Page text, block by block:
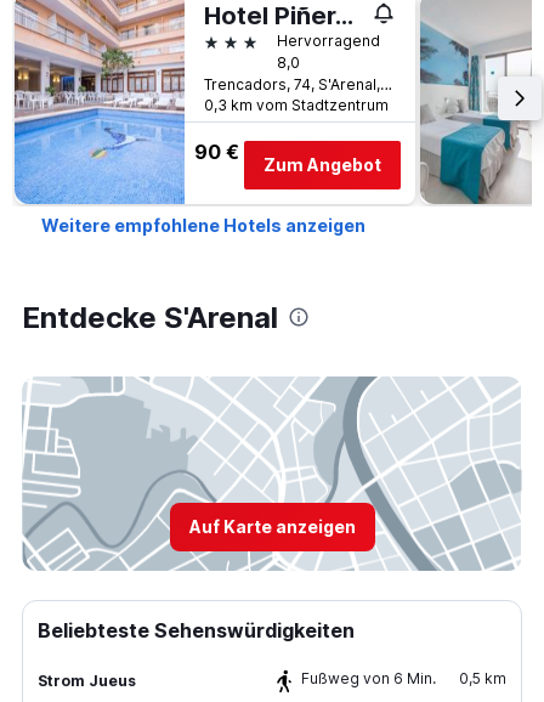
Hotel Piñero Bahia de Palma
3 SterneHervorragend
8,0
Trencadors, 74, S'Arenal, Mallorca, Spanien
0,3 km vom Stadtzentrum
90 €
Zum Angebot
Weitere empfohlene Hotels anzeigen
Entdecke S'Arenal
Auf Karte anzeigen
Beliebteste Sehenswürdigkeiten
Strom Jueus Fußweg von 6 Min. 0,5 km